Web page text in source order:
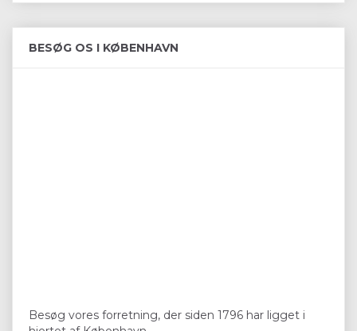
BESØG OS I KØBENHAVN
Besøg vores forretning, der siden 1796 har ligget i